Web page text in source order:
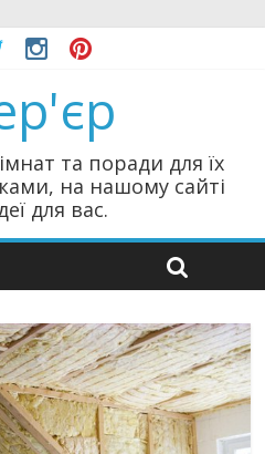
та поради для їх
на нашому сайті
для вас.